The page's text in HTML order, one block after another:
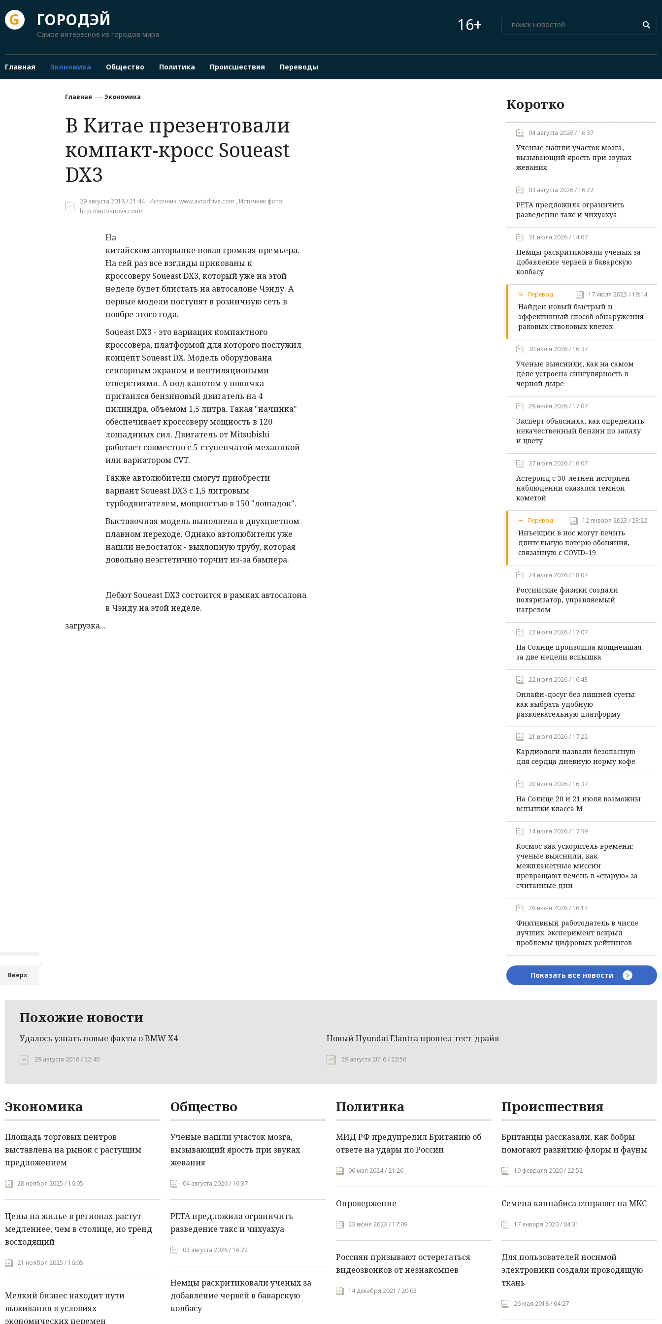
ГОРОДЭЙ
Самое интересное из городов мира 16+
Главная Экономика Общество Политика Происшествия Переводы
Вверх
Главная Экономика
В Китае презентовали
компакт-кросс Soueast
DX3
29 августа 2016 / 21:44 , Источник: www.avtodrive.com , Источник фото:
http://autosnova.com/
На
китайском авторынке новая громкая премьера.
На сей раз все взгляды прикованы к
кроссоверу Soueast DX3, который уже на этой
неделе будет блистать на автосалоне Чэнду. А
первые модели поступят в розничную сеть в
ноябре этого года.
Soueast DX3 - это вариация компактного
кроссовера, платформой для которого послужил
концепт Soueast DX. Модель оборудована
сенсорным экраном и вентиляциоными
отверстиями. А под капотом у новичка
притаился бензиновый двигатель на 4
цилиндра, объемом 1,5 литра. Такая "начинка"
обеспечивает кроссоверу мощность в 120
лошадиных сил. Двигатель от Mitsubishi
работает совместно с 5-ступенчатой механикой
или вариатором CVT.
Также автолюбители смогут приобрести
вариант Soueast DX3 с 1,5 литровым
турбодвигателем, мощностью в 150 "лошадок".
Выставочная модель выполнена в двухцветном
плавном переходе. Однако автолюбители уже
нашли недостаток - выхлопную трубу, которая
довольно неэстетично торчит из-за бампера.
Дебют Soueast DX3 состоится в рамках автосалона
в Чэнду на этой неделе.
загрузка...
Коротко
04 августа 2026 / 16:37
Ученые нашли участок мозга,
вызывающий ярость при звуках
жевания
03 августа 2026 / 16:22
PETA предложила ограничить
разведение такс и чихуахуа
31 июля 2026 / 14:07
Немцы раскритиковали ученых за
добавление червей в баварскую
колбасу
Перевод 17 июля 2023 / 19:14
Найден новый быстрый и
эффективный способ обнаружения
раковых стволовых клеток
30 июля 2026 / 16:37
Ученые выяснили, как на самом
деле устроена сингулярность в
черной дыре
29 июля 2026 / 17:07
Эксперт объяснила, как определить
некачественный бензин по запаху
и цвету
27 июля 2026 / 16:07
Астероид с 30-летней историей
наблюдений оказался темной
кометой
Перевод 12 января 2023 / 23:22
Инъекции в нос могут лечить
длительную потерю обоняния,
связанную с COVID-19
24 июля 2026 / 18:07
Российские физики создали
поляризатор, управляемый
нагревом
22 июля 2026 / 17:07
На Солнце произошла мощнейшая
за две недели вспышка
22 июля 2026 / 16:43
Онлайн-досуг без лишней суеты:
как выбрать удобную
развлекательную платформу
21 июля 2026 / 17:22
Кардиологи назвали безопасную
для сердца дневную норму кофе
20 июля 2026 / 16:37
На Солнце 20 и 21 июля возможны
вспышки класса М
14 июля 2026 / 17:39
Космос как ускоритель времени:
ученые выяснили, как
межпланетные миссии
превращают печень в «старую» за
считанные дни
26 июня 2026 / 16:14
Фиктивный работодатель в числе
лучших: эксперимент вскрыл
проблемы цифровых рейтингов
Показать все новости
Похожие новости
Удалось узнать новые факты о BMW X4
29 августа 2016 / 22:40
Новый Hyundai Elantra прошел тест-драйв
29 августа 2016 / 22:56
Экономика
Площадь торговых центров
выставлена на рынок с растущим
предложением
28 ноября 2025 / 16:05
Цены на жилье в регионах растут
медленнее, чем в столице, но тренд
восходящий
21 ноября 2025 / 16:05
Мелкий бизнес находит пути
выживания в условиях
экономических перемен
Общество
Ученые нашли участок мозга,
вызывающий ярость при звуках
жевания
04 августа 2026 / 16:37
PETA предложила ограничить
разведение такс и чихуахуа
03 августа 2026 / 16:22
Немцы раскритиковали ученых за
добавление червей в баварскую
колбасу
Политика
МИД РФ предупредил Британию об
ответе на удары по России
06 мая 2024 / 21:26
Опровержение
23 июня 2023 / 17:09
Россиян призывают остерегаться
видеозвонков от незнакомцев
14 декабря 2021 / 20:03
Происшествия
Британцы рассказали, как бобры
помогают развитию флоры и фауны
19 февраля 2020 / 22:52
Семена каннабиса отправят на МКС
17 января 2020 / 04:31
Для пользователей носимой
электроники создали проводящую
ткань
26 мая 2018 / 04:27